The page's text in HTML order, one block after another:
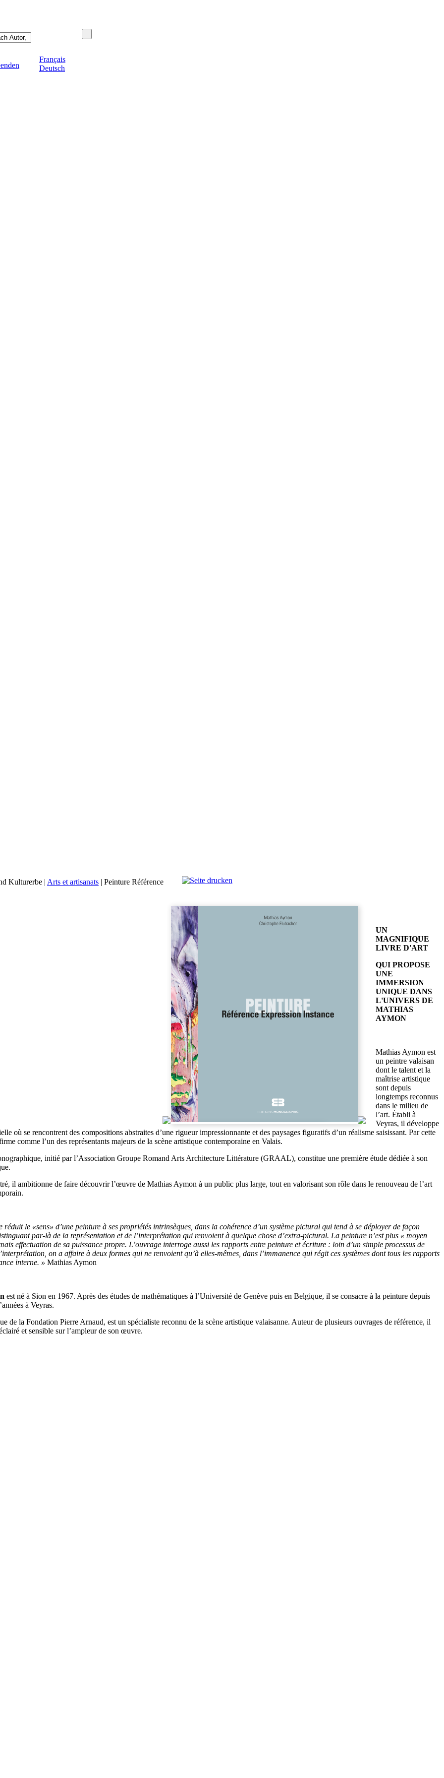
Français
Deutsch
Kulturerbe | Arts et artisanats | Peinture Référence
UN
MAGNIFIQUE
LIVRE D'ART
QUI PROPOSE
UNE
IMMERSION
UNIQUE DANS
L'UNIVERS DE
MATHIAS
AYMON
Mathias Aymon est
un peintre valaisan
dont le talent et la
maîtrise artistique
sont depuis
longtemps reconnus
dans le milieu de
l’art. Établi à
Veyras, il développe
où se rencontrent des compositions abstraites d’une rigueur impressionnante et des paysages figuratifs d’un réalisme saisissant. Par cette
comme l’un des représentants majeurs de la scène artistique contemporaine en Valais.
initié par l’Association Groupe Romand Arts Architecture Littérature (GRAAL), constitue une première étude dédiée à son
il ambitionne de faire découvrir l’œuvre de Mathias Aymon à un public plus large, tout en valorisant son rôle dans le renouveau de l’art
réduit le «sens» d’une peinture à ses propriétés intrinsèques, dans la cohérence d’un système pictural qui tend à se déployer de façon
par-là de la représentation et de l’interprétation qui renvoient à quelque chose d’extra-pictural. La peinture n’est plus « moyen
effectuation de sa puissance propre. L’ouvrage interroge aussi les rapports entre peinture et écriture : loin d’un simple processus de
on a affaire à deux formes qui ne renvoient qu’à elles-mêmes, dans l’immanence qui régit ces systèmes dont tous les rapports
interne. » Mathias Aymon
est né à Sion en 1967. Après des études de mathématiques à l’Université de Genève puis en Belgique, il se consacre à la peinture depuis
à Veyras.
de la Fondation Pierre Arnaud, est un spécialiste reconnu de la scène artistique valaisanne. Auteur de plusieurs ouvrages de référence, il
et sensible sur l’ampleur de son œuvre.